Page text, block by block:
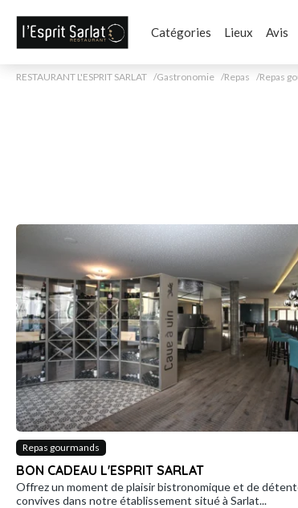
Catégories Lieux Avis
RESTAURANT L'ESPRIT SARLAT Gastronomie Repas Repas
Repas gourmands
BON CADEAU L'ESPRIT SARLAT
Offrez un moment de plaisir bistronomique et de
convives dans notre établissement situé à Sarlat...